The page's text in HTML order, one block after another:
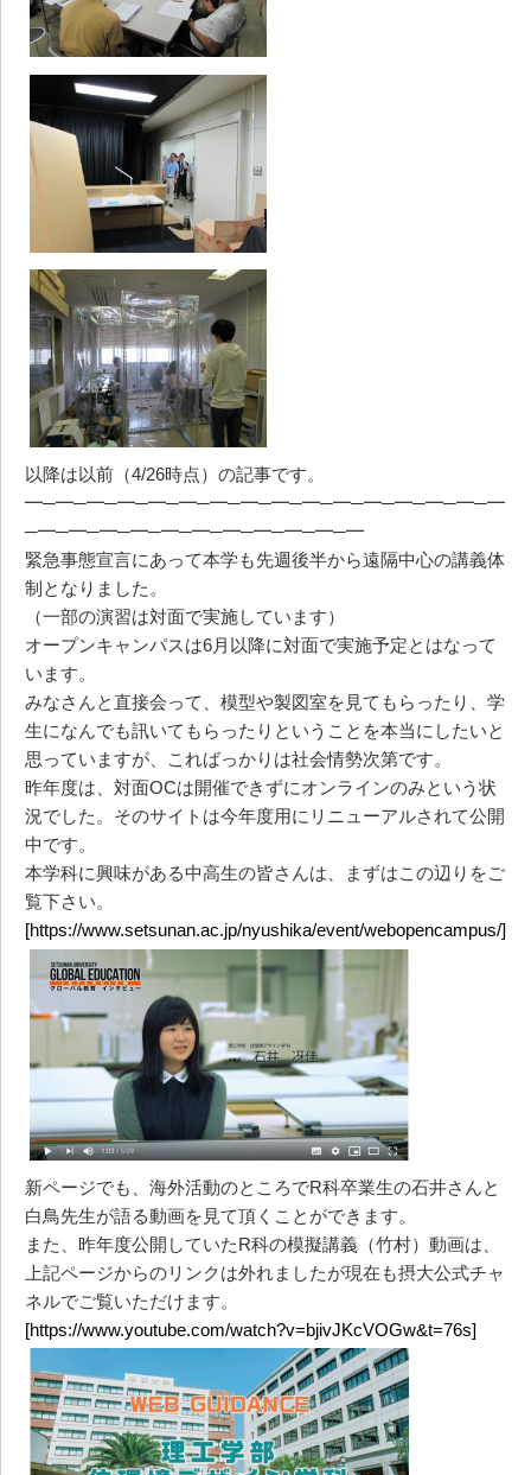
以降は以前（4/26時点）の記事です。
━─━─━─━─━─━─━─━─━─━─━─━─━─━─━─━
─━─━─━─━─━─━─━─━─━─━─━
緊急事態宣言にあって本学も先週後半から遠隔中心の講義体
制となりました。
（一部の演習は対面で実施しています）
オープンキャンパスは6月以降に対面で実施予定とはなって
います。
みなさんと直接会って、模型や製図室を見てもらったり、学
生になんでも訊いてもらったりということを本当にしたいと
思っていますが、こればっかりは社会情勢次第です。
昨年度は、対面OCは開催できずにオンラインのみという状
況でした。そのサイトは今年度用にリニューアルされて公開
中です。
本学科に興味がある中高生の皆さんは、まずはこの辺りをご
覧下さい。
[https://www.setsunan.ac.jp/nyushika/event/webopencampus/]
新ページでも、海外活動のところでR科卒業生の石井さんと
白鳥先生が語る動画を見て頂くことができます。
また、昨年度公開していたR科の模擬講義（竹村）動画は、
上記ページからのリンクは外れましたが現在も摂大公式チャ
ネルでご覧いただけます。
[https://www.youtube.com/watch?v=bjivJKcVOGw&t=76s]